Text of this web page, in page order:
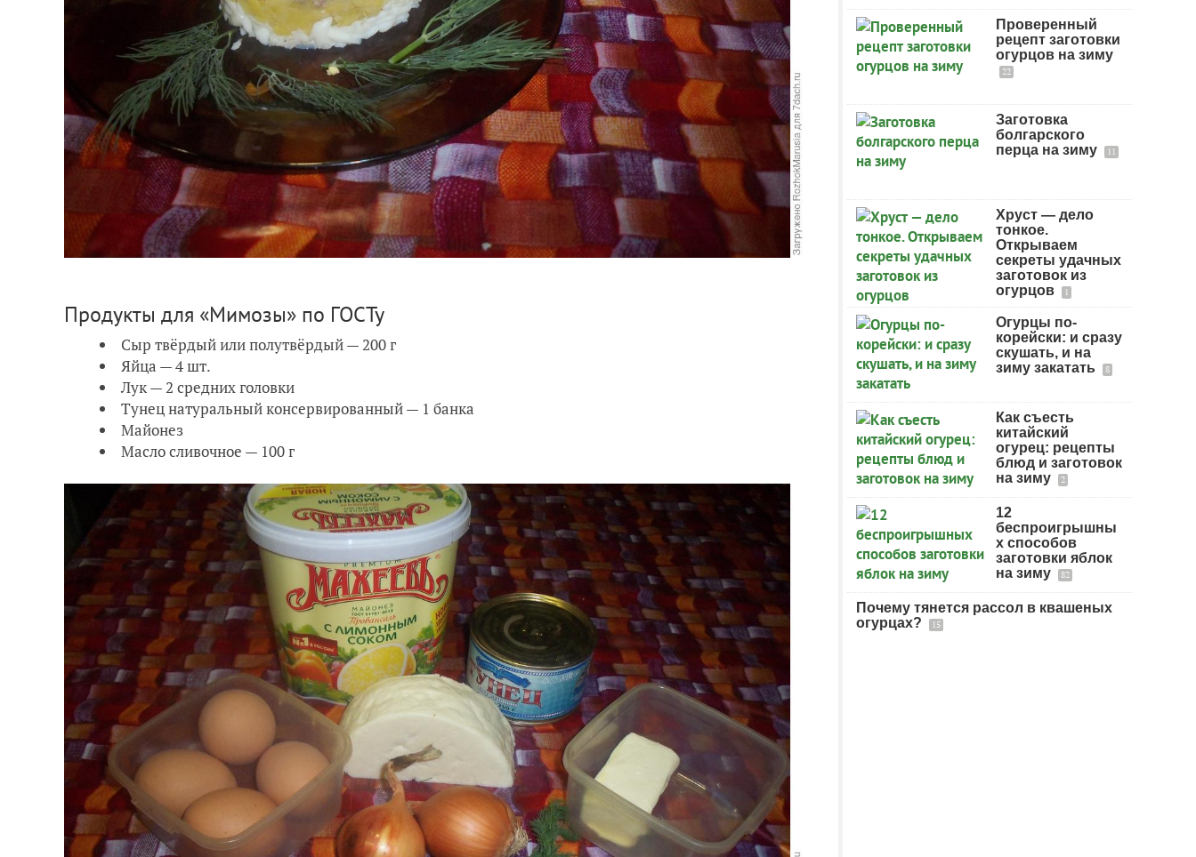
Продукты для «Мимозы» по ГОСТу
Сыр твёрдый или полутвёрдый — 200 г
Яйца — 4 шт.
Лук — 2 средних головки
Тунец натуральный консервированный — 1 банка
Майонез
Масло сливочное — 100 г
Проверенный
рецепт заготовки
огурцов на зиму
22
Заготовка
болгарского
перца на зиму
11
Хруст — дело
тонкое.
Открываем
секреты удачных
заготовок из
огурцов
1
Огурцы по-
корейски: и сразу
скушать, и на
зиму закатать
8
Как съесть
китайский
огурец: рецепты
блюд и заготовок
на зиму
2
12
беспроигрышны
х способов
заготовки яблок
на зиму
82
Почему тянется рассол в квашеных
огурцах?
15